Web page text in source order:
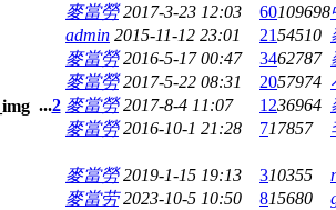
麥當勞 2017-3-23 12:03 60109698
admin 2015-11-12 23:01 2154510
麥當勞 2016-5-17 00:47 3462787
麥當勞 2017-5-22 08:31 2057974
...2 麥當勞 2017-8-4 11:07 1236964
麥當勞 2016-10-1 21:28 717857
麥當勞 2019-1-15 19:13 310355
麥當劳 2023-10-5 10:50 815680